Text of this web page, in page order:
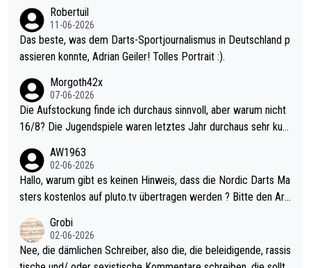
Robertuil
11-06-2026
Das beste, was dem Darts-Sportjournalismus in Deutschland p
assieren konnte, Adrian Geiler! Tolles Portrait :).
Morgoth42x
07-06-2026
Die Aufstockung finde ich durchaus sinnvoll, aber warum nicht
16/8? Die Jugendspiele waren letztes Jahr durchaus sehr kurz
Allerdings ist Mitchell Lawrie als Nummer 1 der Welt eh qualifi
ziert. Somit ändert die automatische Qualifikation des Weltmei
sters erstmal nichts. Ich denke sie wollen damit für nächstes J
ohl wenig WDF Turniere spielen. Dies war bei Archie Self letzt
es Jahr der Fall. Er musste als amtierender Weltmeister durch
den Qualifier und ich glaube kaum, dass Mitchel sich das (in Ve
AW1963
02-06-2026
Hallo, warum gibt es keinen Hinweis, dass die Nordic Darts Ma
sters kostenlos auf pluto.tv übertragen werden ? Bitte den Arti
Grobi
02-06-2026
Nee, die dämlichen Schreiber, also die, die beleidigende, rassis